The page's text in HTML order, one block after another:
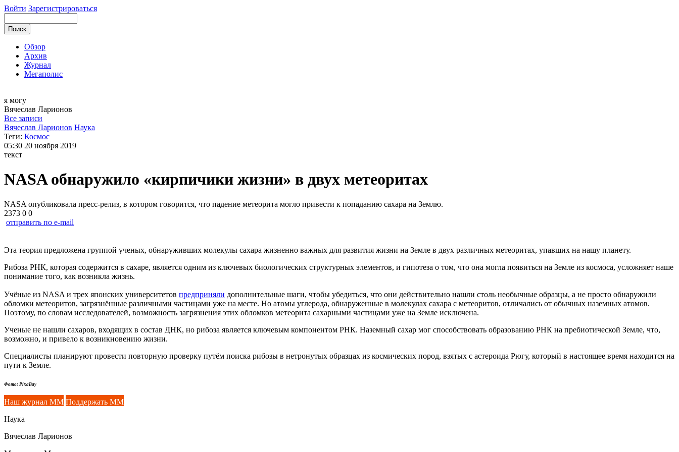
Войти Зарегистрироваться
Обзор
Архив
Журнал
Мегаполис
я могу
Вячеслав Ларионов
Все записи
Вячеслав Ларионов Наука
Теги: Космос
05:30 20 ноября 2019
текст
NASA обнаружило «кирпичики жизни» в двух метеоритах
NASA опубликовала пресс-релиз, в котором говорится, что падение метеорита могло привести к попаданию сахара на Землю.
2373 0 0
отправить по e-mail
Эта теория предложена группой ученых, обнаруживших молекулы сахара жизненно важных для развития жизни на Земле в двух различных метеоритах, упавших на нашу планету.
Рибоза РНК, которая содержится в сахаре, является одним из ключевых биологических структурных элементов, и гипотеза о том, что она могла появиться на Земле из космоса, усложняет наше
понимание того, как возникла жизнь.
Учёные из NASA и трех японских университетов предприняли дополнительные шаги, чтобы убедиться, что они действительно нашли столь необычные образцы, а не просто обнаружили
обломки метеоритов, загрязнённые различными частицами уже на месте. Но атомы углерода, обнаруженные в молекулах сахара с метеоритов, отличались от обычных наземных атомов.
Поэтому, по словам исследователей, возможность загрязнения этих обломков метеорита сахарными частицами уже на Земле исключена.
Ученые не нашли сахаров, входящих в состав ДНК, но рибоза является ключевым компонентом РНК. Наземный сахар мог способствовать образованию РНК на пребиотической Земле, что,
возможно, и привело к возникновению жизни.
Специалисты планируют провести повторную проверку путём поиска рибозы в нетронутых образцах из космических пород, взятых с астероида Рюгу, который в настоящее время находится на
пути к Земле.
Фото: PixaBay
Наш журнал ММ Поддержать ММ
Наука
Вячеслав Ларионов